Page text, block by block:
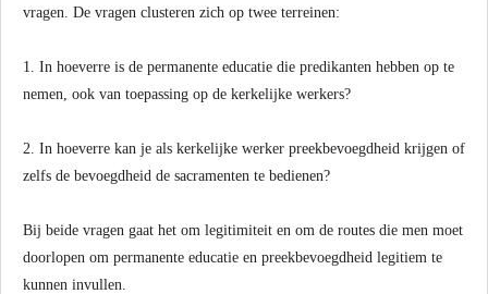
vragen. De vragen clusteren zich op twee terreinen:
1. In hoeverre is de permanente educatie die predikanten hebben op te
nemen, ook van toepassing op de kerkelijke werkers?
2. In hoeverre kan je als kerkelijke werker preekbevoegdheid krijgen of
zelfs de bevoegdheid de sacramenten te bedienen?
Bij beide vragen gaat het om legitimiteit en om de routes die men moet
doorlopen om permanente educatie en preekbevoegdheid legitiem te
kunnen invullen.